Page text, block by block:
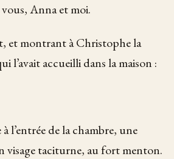
vous, Anna et moi.
et montrant à Christophe la
l’avait accueilli dans la maison :
l’entrée de la chambre, une
visage taciturne, au fort menton.